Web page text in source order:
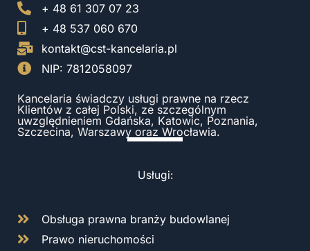
+ 48 61 307 07 23
+ 48 537 060 670
kontakt@cst-kancelaria.pl
NIP: 7812058097
Kancelaria świadczy usługi prawne na rzecz
Klientów z całej Polski, ze szczególnym
uwzględnieniem Gdańska, Katowic, Poznania,
Szczecina, Warszawy oraz Wrocławia.
Usługi:
Obsługa prawna branży budowlanej
Prawo nieruchomości